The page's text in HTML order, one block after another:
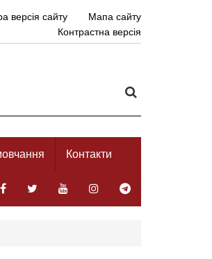
версія сайту
Мапа сайту
Контрастна версія
Контакти